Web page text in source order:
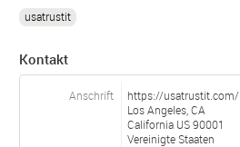
usatrustit
Kontakt
Anschrift
https://usatrustit.com/
Los Angeles, CA
California US90001
Vereinigte Staaten